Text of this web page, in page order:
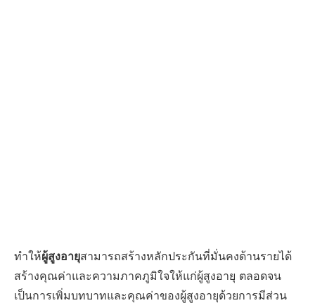
ทำให้ผู้สูงอายุสามารถสร้างหลักประกันที่มั่นคงด้านรายได้
สร้างคุณค่าและความภาคภูมิใจให้แก่ผู้สูงอายุ ตลอดจน
เป็นการเพิ่มบทบาทและคุณค่าของผู้สูงอายุด้วยการมีส่วน